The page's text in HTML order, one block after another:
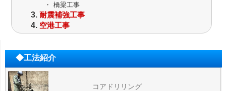
・
橋梁工事
耐震補強工事
空港工事
◆工法紹介
コアドリリング